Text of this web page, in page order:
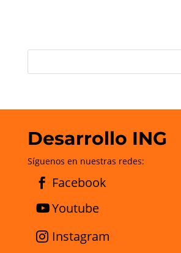
Desarrollo ING
Síguenos en nuestras redes:
Facebook
Youtube
Instagram